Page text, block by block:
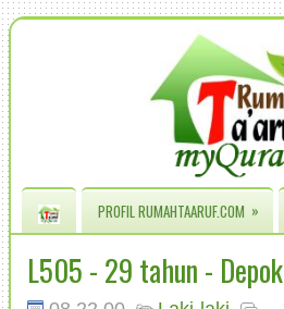
PROFIL RUMAHTAARUF.COM »
L505 - 29 tahun -